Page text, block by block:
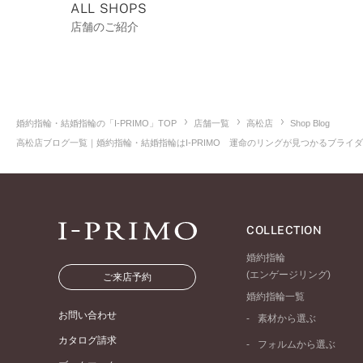
ALL SHOPS
店舗のご紹介
婚約指輪・結婚指輪の「I-PRIMO」TOP 店舗一覧 高松店
Shop Blog
高松店ブログ一覧｜婚約指輪・結婚指輪はI-PRIMO 運命のリングが見つかるブライ
ご来店予約
お問い合わせ
カタログ請求
COLLECTION
婚約指輪
(エンゲージリング)
婚約指輪一覧
素材から選ぶ
プラチナ
フォルムから選ぶ